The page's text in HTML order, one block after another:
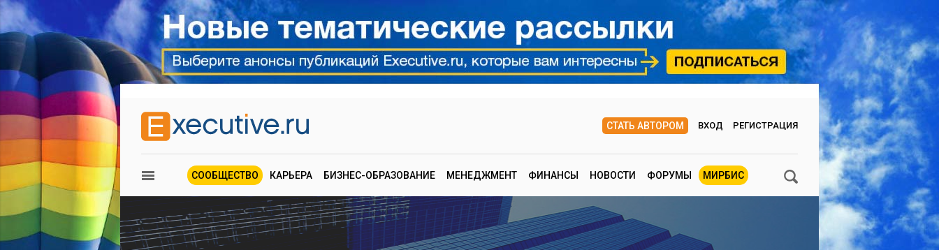
СТАТЬ АВТОРОМ ВХОД РЕГИСТРАЦИЯ
СООБЩЕСТВО КАРЬЕРА БИЗНЕС-ОБРАЗОВАНИЕ МЕНЕДЖМЕНТ ФИНАНСЫ НОВОСТИ ФОРУМЫ МИРБИС